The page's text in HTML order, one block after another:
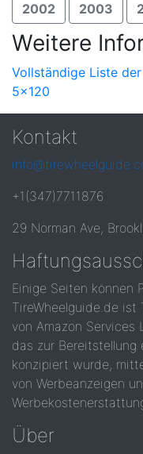
2002 2003
Weitere
Vollständige Liste
5x120
Kontakt
+1(347)7711876
29 Norman Ave,
Einige Seiten können
TireWheelguide.de ist
von Amazon Services
das zur Bereitstellung
konzipiert wurde,
von Werbeanzeigen
Über